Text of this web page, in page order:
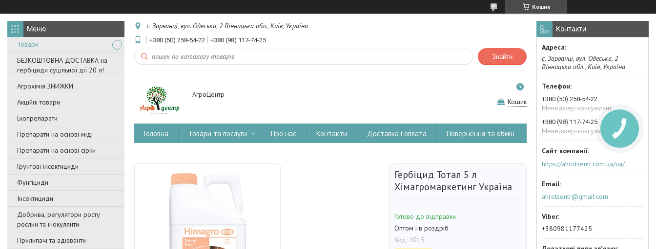
Кошик
Товари
БЕЗКОШТОВНА ДОСТАВКА на
гербіциди суцільної дії 20 л!
Агрохімія ЗНИЖКИ
Акційні товари
Біопрепарати
Препарати на основі міді
Препарати на основі сірки
Грунтові інсектициди
Фунгіциди
Інсектициди
Добрива, регулятори росту
рослин та інокулянти
Прилипачі та адюванти
с. Зарванці, вул. Одеська, 2 Вінницька обл., Київ, Україна
+380 (50) 258-54-22 +380 (98) 117-74-25
Знайти
АгроЦентр
Кошик
Головна Товари та послуги Про нас Контакти Доставка і оплата Повернення та обмін
Гербіцид Тотал 5 л
Хімагромаркетинг Україна
Готово до відправки
Оптом і в роздріб
Код: 1015
Контакти
с. Зарванці, вул. Одеська, 2
Вінницька обл., Київ, Україна
+380 (50) 258-54-22
Менеджер-консультант
+380 (98) 117-74-25
Менеджер-консультант
https://ahrotsentr.com.ua/ua/
ahrotsentr@gmail.com
+380981177425